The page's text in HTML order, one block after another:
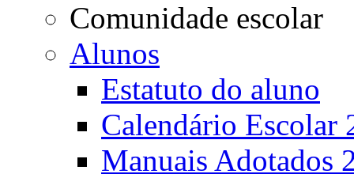
Comunidade escolar
Alunos
Estatuto do aluno
Calendário Escolar
Manuais Adotados